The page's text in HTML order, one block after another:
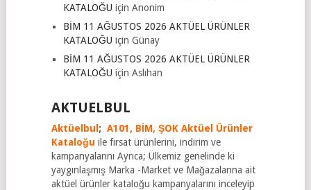
KATALOĞU için Anonim
BİM 11 AĞUSTOS 2026 AKTÜEL ÜRÜNLER
KATALOĞU için Günay
BİM 11 AĞUSTOS 2026 AKTÜEL ÜRÜNLER
KATALOĞU için Aslıhan
AKTUELBUL
Aktüelbul ; A101, BİM, ŞOK Aktüel Ürünler
Kataloğu ile fırsat ürünlerini, indirim ve
kampanyalarını Ayrıca; Ülkemiz genelinde ki
yaygınlaşmış Marka -Market ve Mağazalarına ait
aktüel ürünler kataloğu kampanyalarını inceleyip